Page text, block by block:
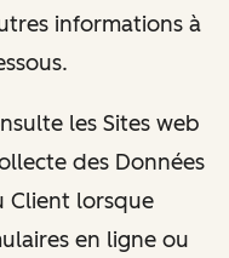
informations à
les Sites web
des Données
Client lorsque
en ligne ou